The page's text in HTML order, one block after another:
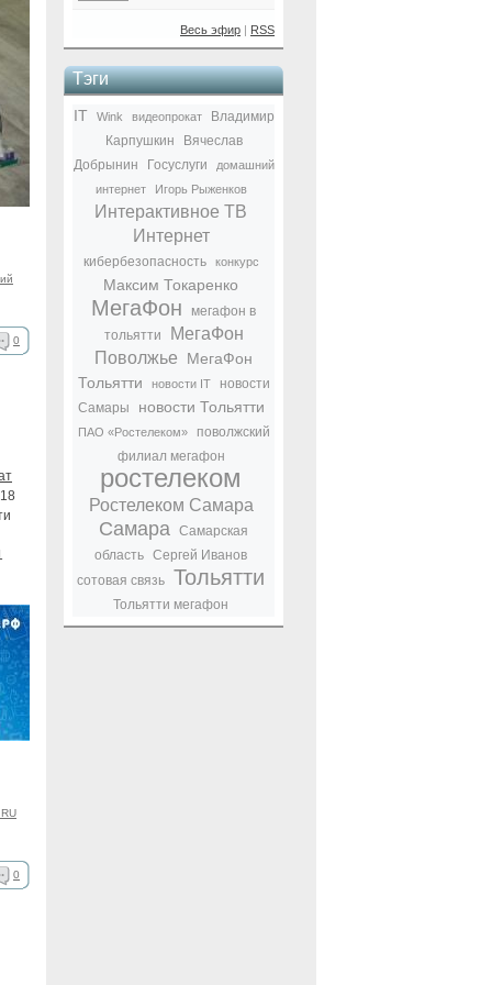
0
0
Весь эфир | RSS
Тэги
IT Wink видеопрокат
Владимир
Карпушкин
Вячеслав
Добрынин
Госуслуги
домашний
интернет
Игорь Рыженков
Интерактивное ТВ
Интернет
кибербезопасность конкурс
Максим Токаренко
МегаФон
мегафон в
тольятти
МегаФон
Поволжье
МегаФон
Тольятти
новости IT
новости
Самары
новости Тольятти
ПАО «Ростелеком»
поволжский
филиал мегафон
ростелеком
Ростелеком Самара
Самара Самарская
область Сергей Иванов
сотовая связь Тольятти
Тольятти мегафон